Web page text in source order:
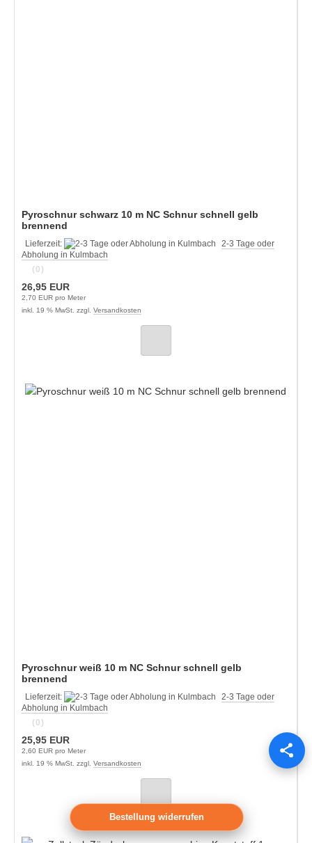
Pyroschnur schwarz 10 m NC Schnur schnell gelb
brennend
Lieferzeit:
2-3 Tage oder
Abholung in Kulmbach
(0)
26,95 EUR
2,70 EUR pro Meter
inkl. 19 % MwSt. zzgl. Versandkosten
Pyroschnur weiß 10 m NC Schnur schnell gelb
brennend
Lieferzeit:
2-3 Tage oder
Abholung in Kulmbach
(0)
25,95 EUR
2,60 EUR pro Meter
inkl. 19 % MwSt. zzgl. Versandkosten
Bestellung widerrufen